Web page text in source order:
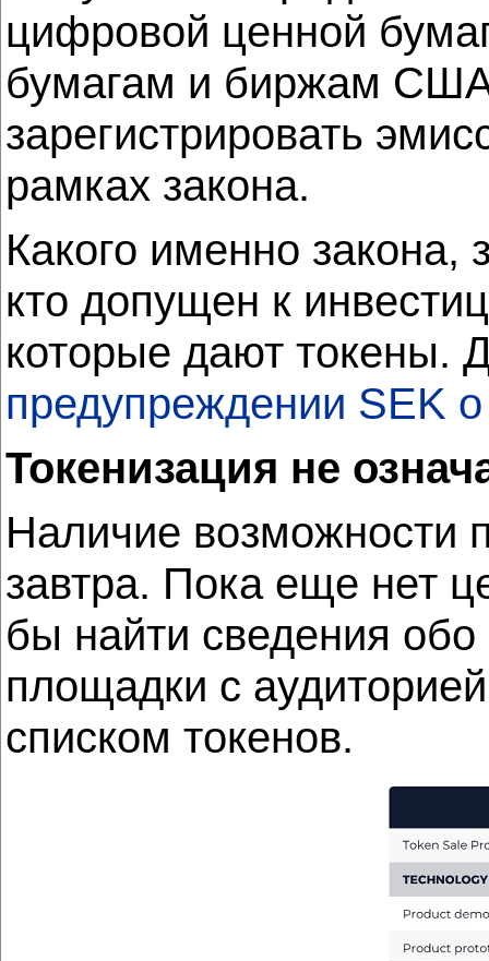
цифровой ценной
бумагам и биржам
зарегистрировать
рамках закона.
Какого именно закона,
кто допущен к
которые дают токены.
предупреждении SEK
Токенизация не
Наличие возможности
завтра. Пока еще нет
бы найти сведения
площадки с
списком токенов.